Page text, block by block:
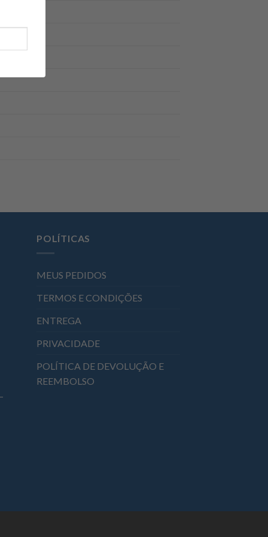
POLÍTICAS
MEUS PEDIDOS
TERMOS E CONDIÇÕES
ENTREGA
PRIVACIDADE
POLÍTICA DE DEVOLUÇÃO E
REEMBOLSO